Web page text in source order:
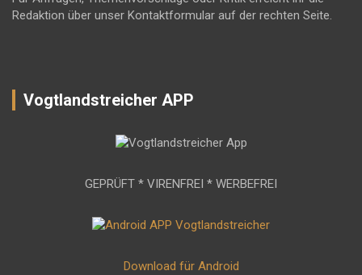
Redaktion über unser Kontaktformular auf der rechten Seite.
Vogtlandstreicher APP
GEPRÜFT * VIRENFREI * WERBEFREI
Download für Android